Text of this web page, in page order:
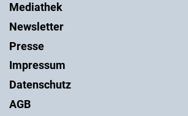
Mediathek
Newsletter
Presse
Impressum
Datenschutz
AGB